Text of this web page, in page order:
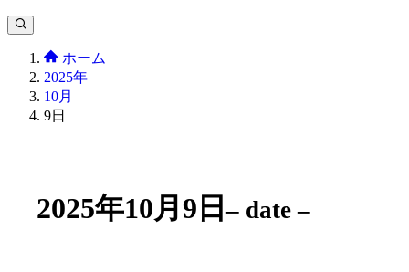
ホーム
2025年
10月
9日
2025年10月9日– date –